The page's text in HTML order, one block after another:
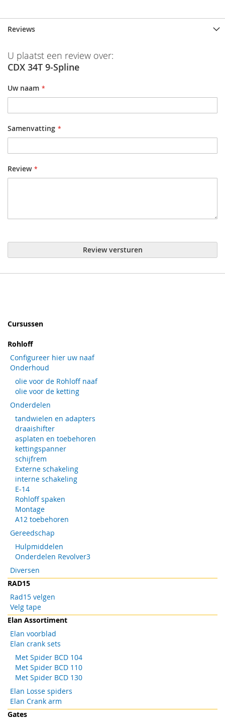
Reviews
U plaatst een review over:
CDX 34T 9-Spline
Uw naam
Samenvatting
Review
Review versturen
Cursussen
Rohloff
Configureer hier uw naaf
Onderhoud
olie voor de Rohloff naaf
olie voor de ketting
Onderdelen
tandwielen en adapters
draaishifter
asplaten en toebehoren
kettingspanner
schijfrem
Externe schakeling
interne schakeling
E-14
Rohloff spaken
Montage
A12 toebehoren
Gereedschap
Hulpmiddelen
Onderdelen Revolver3
Diversen
RAD15
Rad15 velgen
Velg tape
Elan Assortiment
Elan voorblad
Elan crank sets
Met Spider BCD 104
Met Spider BCD 110
Met Spider BCD 130
Elan Losse spiders
Elan Crank arm
Gates